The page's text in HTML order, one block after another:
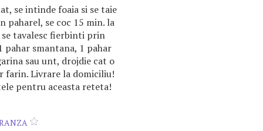
se intinde foaia si se taie
paharel, se coc 15 min. la
tavalesc fierbinti prin
pahar smantana, 1 pahar
sau unt, drojdie cat o
farin. Livrare la domiciliu!
pentru aceasta reteta!